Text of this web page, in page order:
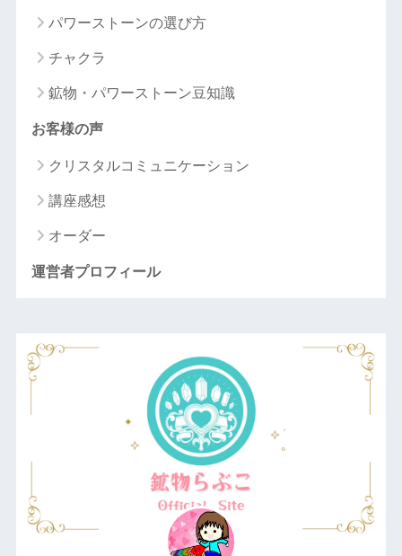
パワーストーンの選び方
チャクラ
鉱物・パワーストーン豆知識
お客様の声
クリスタルコミュニケーション
講座感想
オーダー
運営者プロフィール